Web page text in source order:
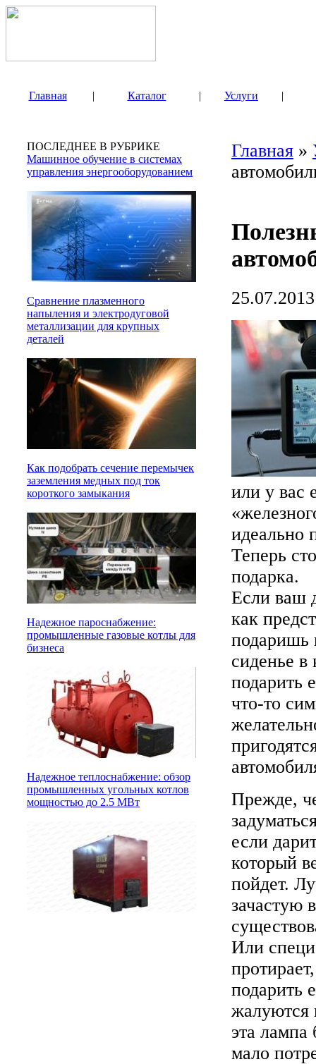
Главная | Каталог | Услуги |
ПОСЛЕДНЕЕ В РУБРИКЕ
Машинное обучение в системах
управления энергооборудованием
Сравнение плазменного
напыления и электродуговой
металлизации для крупных
деталей
Как подобрать сечение перемычек
заземления медных под ток
короткого замыкания
Надежное пароснабжение:
промышленные газовые котлы для
бизнеса
Надежное теплоснабжение: обзор
промышленных угольных котлов
мощностью до 2.5 МВт
Главная »
25.07.2013
или у вас
идеально
Теперь
подарка.
Если ваш
как
подаришь
сиденье
подарить
что-то
Прежде,
если
который
пойдет.
зачастую
Или
подарить
жалуются
эта лампа
мало